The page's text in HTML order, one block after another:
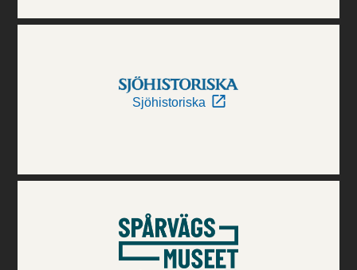
Sjöhistoriska